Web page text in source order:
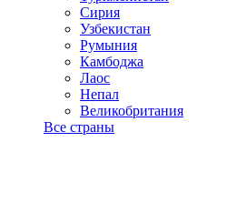
Сирия
Узбекистан
Румыния
Камбоджа
Лаос
Непал
Великобритания
Все страны